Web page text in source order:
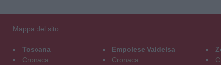
Mappa del sito
Toscana
Cronaca
Empolese Valdelsa
Cronaca